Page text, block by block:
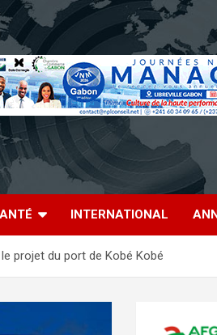
INTERNATIONAL
projet du port de Kobé Kobé